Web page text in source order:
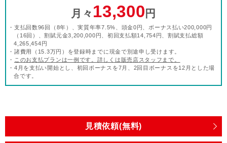
月々 13,300 円
・支払回数96回（8年）、実質年率7.5%、頭金0円、ボーナス払い200,000円
（16回）、割賦元金3,200,000円、初回支払額14,754円、割賦支払総額
4,265,454円
・諸費用（15.3万円）を登録時までに現金で別途申し受けます。
・ このお支払プランは一例です。詳しくは販売店スタッフまで。
・4月を支払い開始とし、初回ボーナスを7月、2回目ボーナスを12月とした場
合です。
見積依頼(無料)